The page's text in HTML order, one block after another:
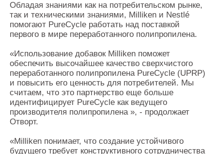
Обладая знаниями как на потребительском рынке,
так и техническими знаниями, Milliken и Nestlé
помогают PureCycle работать над поставкой
первого в мире переработанного полипропилена.
«Использование добавок Milliken поможет
обеспечить высочайшее качество сверхчистого
переработанного полипропилена PureCycle (UPRP)
и повысить его ценность для потребителей. Мы
считаем, что это партнерство еще больше
идентифицирует PureCycle как ведущего
производителя полипропилена », - продолжает
Отворт.
«Milliken понимает, что создание устойчивого
будущего требует конструктивного сотрудничества